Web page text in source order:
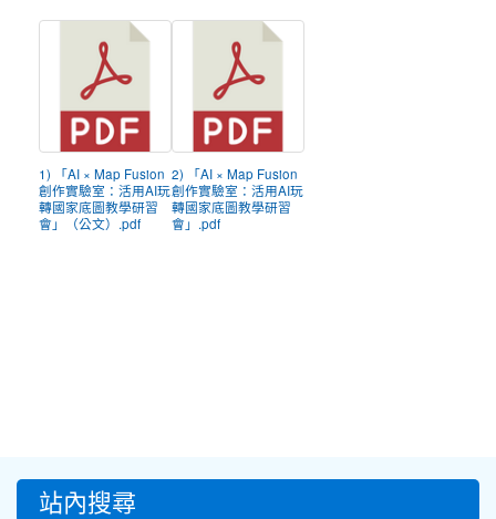
1) 「AI × Map Fusion
創作實驗室：活用AI玩
轉國家底圖教學研習
會」（公文）.pdf
2) 「AI × Map Fusion
創作實驗室：活用AI玩
轉國家底圖教學研習
會」.pdf
::: 站內搜尋